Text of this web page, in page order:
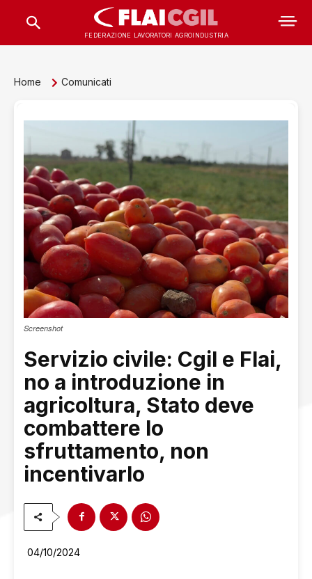
FEDERAZIONE LAVORATORI AGROINDUSTRIA
Home Comunicati
Screenshot
Servizio civile: Cgil e Flai,
no a introduzione in
agricoltura, Stato deve
combattere lo
sfruttamento, non
incentivarlo
04/10/2024